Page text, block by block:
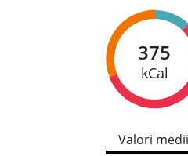
375
kCal
Valori